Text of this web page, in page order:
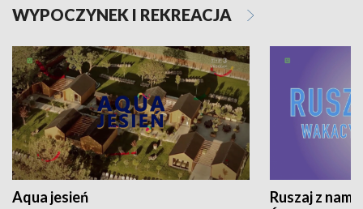
WYPOCZYNEK I REKREACJA
Aqua jesień
Ruszaj z